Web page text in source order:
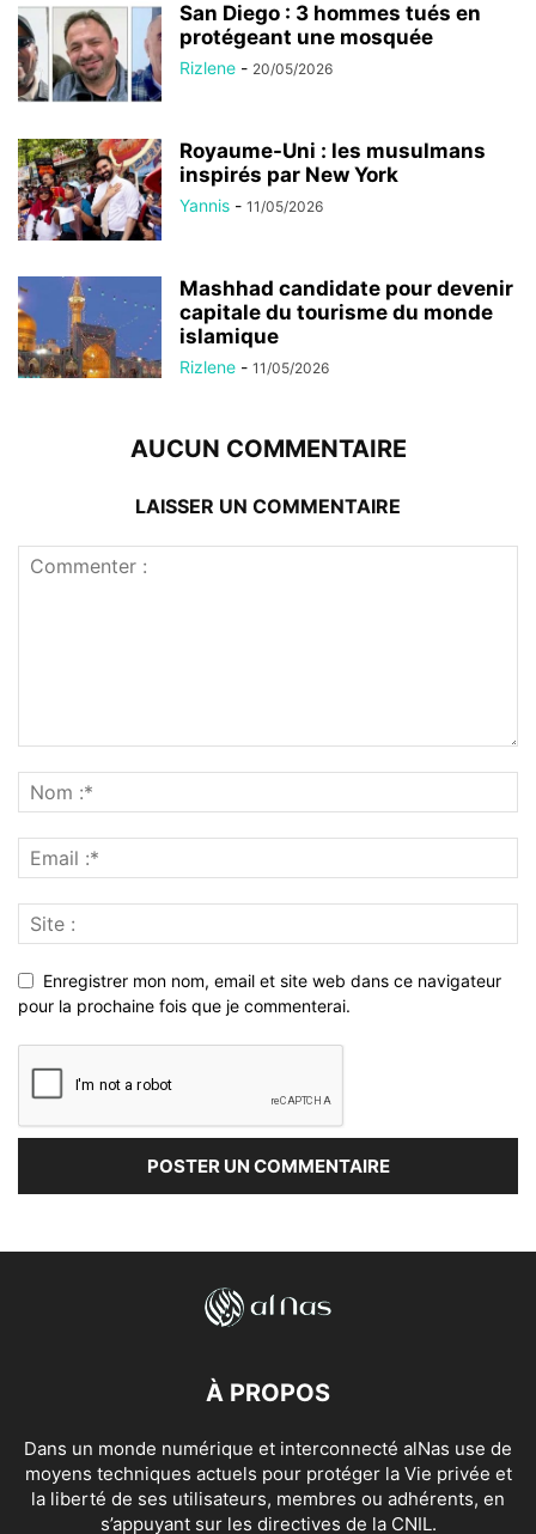
San Diego : 3 hommes tués en
protégeant une mosquée
Rizlene - 20/05/2026
Royaume-Uni : les musulmans
inspirés par New York
Yannis - 11/05/2026
Mashhad candidate pour devenir
capitale du tourisme du monde
islamique
Rizlene - 11/05/2026
AUCUN COMMENTAIRE
LAISSER UN COMMENTAIRE
Enregistrer mon nom, email et site web dans ce navigateur
pour la prochaine fois que je commenterai.
À PROPOS
Dans un monde numérique et interconnecté alNas use de
moyens techniques actuels pour protéger la Vie privée et
la liberté de ses utilisateurs, membres ou adhérents, en
s’appuyant sur les directives de la CNIL.